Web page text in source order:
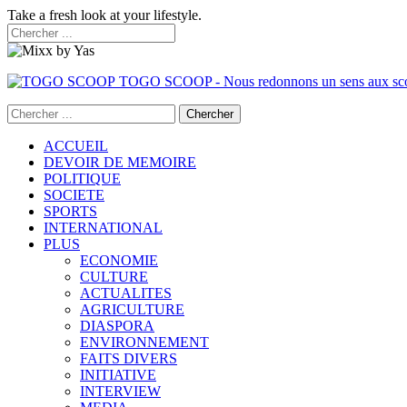
Take a fresh look at your lifestyle.
TOGO SCOOP - Nous redonnons un sens aux
ACCUEIL
DEVOIR DE MEMOIRE
POLITIQUE
SOCIETE
SPORTS
INTERNATIONAL
PLUS
ECONOMIE
CULTURE
ACTUALITES
AGRICULTURE
DIASPORA
ENVIRONNEMENT
FAITS DIVERS
INITIATIVE
INTERVIEW